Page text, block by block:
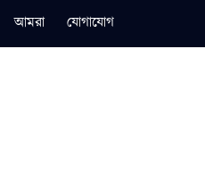
আমরা যোগাযোগ